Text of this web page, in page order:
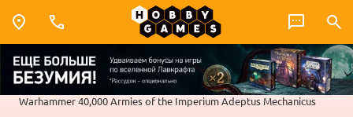
Warhammer 40,000Armies of the ImperiumAdeptus Mechanicus